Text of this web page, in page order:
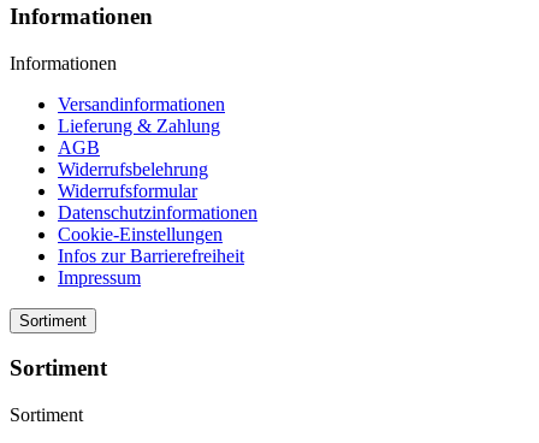
Informationen
Informationen
Versandinformationen
Lieferung & Zahlung
AGB
Widerrufsbelehrung
Widerrufsformular
Datenschutzinformationen
Cookie-Einstellungen
Infos zur Barrierefreiheit
Impressum
Sortiment
Sortiment
Sortiment